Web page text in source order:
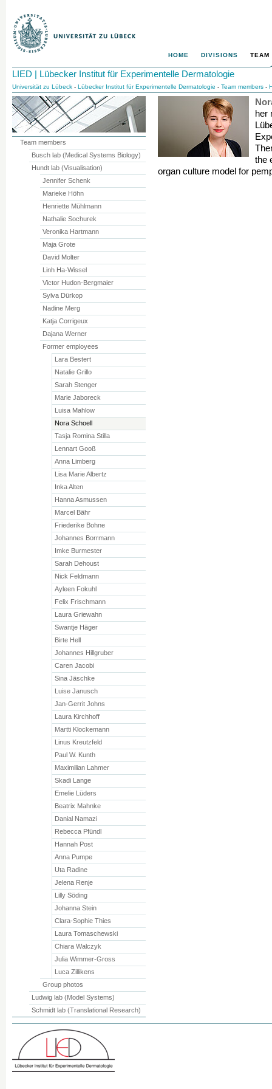
HOME DIVISIONS TEAM
LIED | Lübecker Institut für Experimentelle Dermatologie
Universität zu Lübeck - Lübecker Institut für Experimentelle Dermatologie - Team members -
her
the
organ culture model for
Team members
Busch lab (Medical Systems Biology)
Hundt lab (Visualisation)
Jennifer Schenk
Marieke Höhn
Henriette Mühlmann
Nathalie Sochurek
Veronika Hartmann
Maja Grote
David Molter
Linh Ha-Wissel
Victor Hudon-Bergmaier
Sylva Dürkop
Nadine Merg
Katja Corrigeux
Dajana Werner
Former employees
Lara Bestert
Natalie Grillo
Sarah Stenger
Marie Jaboreck
Luisa Mahlow
Nora Schoell
Tasja Romina Stilla
Lennart Gooß
Anna Limberg
Lisa Marie Albertz
Inka Alten
Hanna Asmussen
Marcel Bähr
Friederike Bohne
Johannes Borrmann
Imke Burmester
Sarah Dehoust
Nick Feldmann
Ayleen Fokuhl
Felix Frischmann
Laura Griewahn
Swantje Häger
Birte Hell
Johannes Hillgruber
Caren Jacobi
Sina Jäschke
Luise Janusch
Jan-Gerrit Johns
Laura Kirchhoff
Martti Klockemann
Linus Kreutzfeld
Paul W. Kunth
Maximilian Lahmer
Skadi Lange
Emelie Lüders
Beatrix Mahnke
Danial Namazi
Rebecca Pfündl
Hannah Post
Anna Pumpe
Uta Radine
Jelena Renje
Lilly Söding
Johanna Stein
Clara-Sophie Thies
Laura Tomaschewski
Chiara Walczyk
Julia Wimmer-Gross
Luca Zillikens
Group photos
Ludwig lab (Model Systems)
Schmidt lab (Translational Research)